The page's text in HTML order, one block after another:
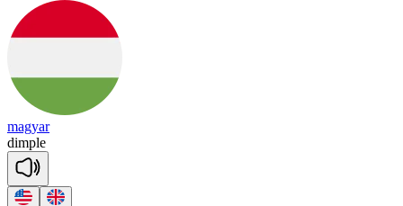
magyar
dimple